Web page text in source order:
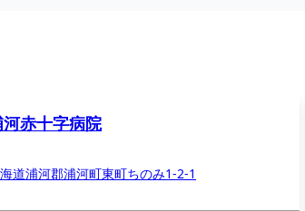
赤十字病院
道浦河郡浦河町東町ちのみ1-2-1